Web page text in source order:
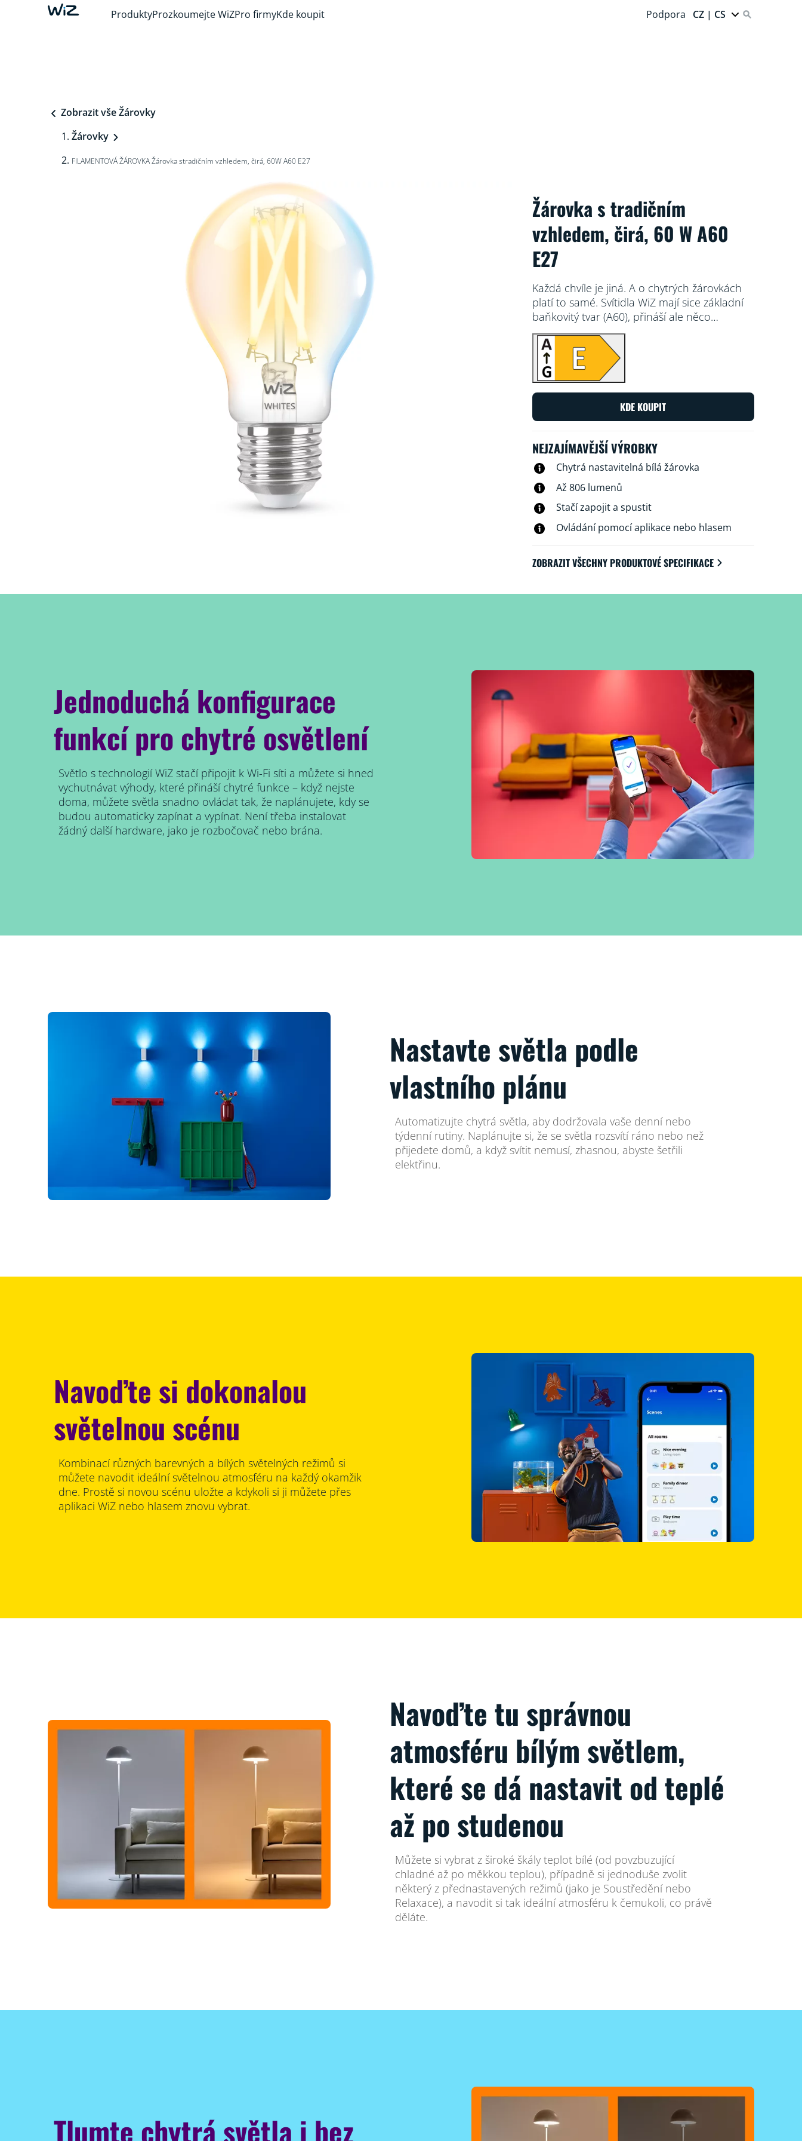
ProduktyProzkoumejte WiZPro firmyKde koupit Podpora CZ | CS
Zobrazit vše Žárovky
Žárovky
FILAMENTOVÁ ŽÁROVKA Žárovka stradičním vzhledem, čirá, 60W A60 E27
Žárovka s tradičním
vzhledem, čirá, 60 W A60
E27
Každá chvíle je jiná. A o chytrých žárovkách
platí to samé. Svítidla WiZ mají sice základní
baňkovitý tvar (A60), přináší ale něco
opravdu výjimečného: nastavitelné bílé LED
světlo, které se vyladí na všechny vaše
potřeby a nálady. Když se potřebujete
soustředit, nastavte si studené světlo. Když
světlo – záleží jen na tom, co vám vyhovuje,
abyste měli doma co nejlepší a nejpříjemnější
přes aplikaci a dálkové ovládání WiZ nebo
hlasem.
KDE KOUPIT
NEJZAJÍMAVĚJŠÍ VÝROBKY
Chytrá nastavitelná bílá žárovka
Až 806 lumenů
Stačí zapojit a spustit
Ovládání pomocí aplikace nebo hlasem
ZOBRAZIT VŠECHNY PRODUKTOVÉ SPECIFIKACE
Jednoduchá konfigurace
funkcí pro chytré osvětlení
Světlo s technologií WiZ stačí připojit k Wi-Fi síti a můžete si hned
vychutnávat výhody, které přináší chytré funkce – když nejste
doma, můžete světla snadno ovládat tak, že naplánujete, kdy se
budou automaticky zapínat a vypínat. Není třeba instalovat
žádný další hardware, jako je rozbočovač nebo brána.
Nastavte světla podle
vlastního plánu
Automatizujte chytrá světla, aby dodržovala vaše denní nebo
týdenní rutiny. Naplánujte si, že se světla rozsvítí ráno nebo než
přijedete domů, a když svítit nemusí, zhasnou, abyste šetřili
elektřinu.
Navoďte si dokonalou
světelnou scénu
Kombinací různých barevných a bílých světelných režimů si
můžete navodit ideální světelnou atmosféru na každý okamžik
dne. Prostě si novou scénu uložte a kdykoli si ji můžete přes
aplikaci WiZ nebo hlasem znovu vybrat.
Navoďte tu správnou
atmosféru bílým světlem,
které se dá nastavit od teplé
až po studenou
Můžete si vybrat z široké škály teplot bílé (od povzbuzující
chladné až po měkkou teplou), případně si jednoduše zvolit
některý z přednastavených režimů (jako je Soustředění nebo
Relaxace), a navodit si tak ideální atmosféru k čemukoli, co právě
děláte.
Tlumte chytrá světla i bez